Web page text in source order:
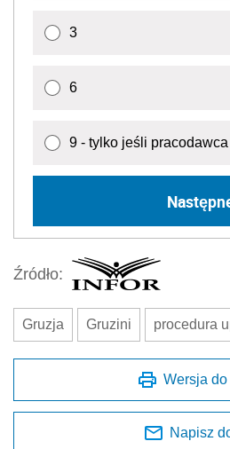
3
6
9 - tylko jeśli
Źródło:
Gruzja Gruzini procedura
Wersja do
Napisz